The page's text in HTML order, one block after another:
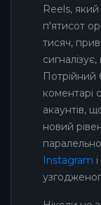
Reels,
п'ятисот
тисяч,
коментарі
акаунтів,
новий
паралельно
Instagram